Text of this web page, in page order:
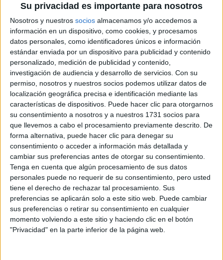
Su privacidad es importante para nosotros
Nosotros y nuestros socios almacenamos y/o accedemos a
información en un dispositivo, como cookies, y procesamos
datos personales, como identificadores únicos e información
estándar enviada por un dispositivo para publicidad y contenido
personalizado, medición de publicidad y contenido,
investigación de audiencia y desarrollo de servicios. Con su
permiso, nosotros y nuestros socios podemos utilizar datos de
localización geográfica precisa e identificación mediante las
características de dispositivos. Puede hacer clic para otorgarnos
su consentimiento a nosotros y a nuestros 1731 socios para
que llevemos a cabo el procesamiento previamente descrito. De
forma alternativa, puede hacer clic para denegar su
consentimiento o acceder a información más detallada y
cambiar sus preferencias antes de otorgar su consentimiento.
Tenga en cuenta que algún procesamiento de sus datos
personales puede no requerir de su consentimiento, pero usted
tiene el derecho de rechazar tal procesamiento. Sus
preferencias se aplicarán solo a este sitio web. Puede cambiar
sus preferencias o retirar su consentimiento en cualquier
momento volviendo a este sitio y haciendo clic en el botón
"Privacidad" en la parte inferior de la página web.
Contactar
Campus Universitario As Lagoas s/n
32004 Ourense
Ourense
Tel:988 368 703
Mapa
+
−